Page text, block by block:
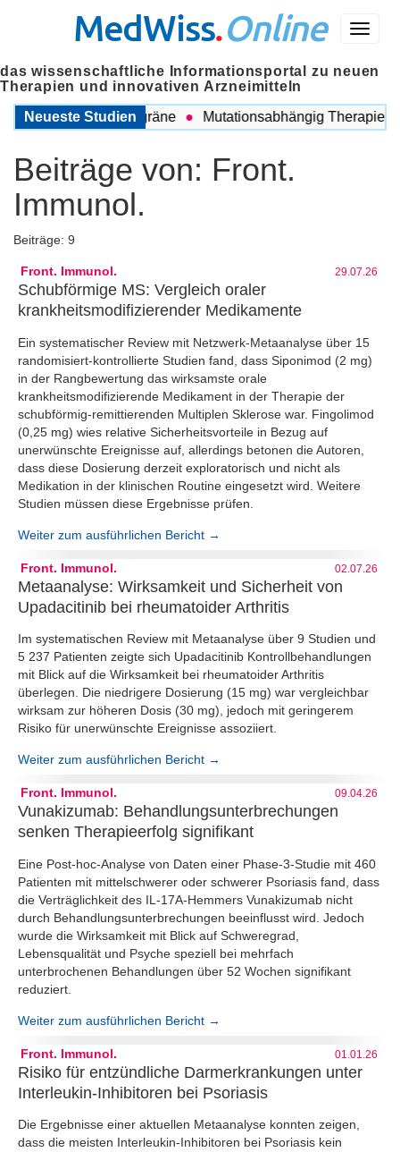
Menü
MedWiss.Online
das wissenschaftliche Informationsportal zu neuen
Therapien und innovativen Arzneimitteln
Neueste Studien
COPD und Migräne Mutationsabhängig Therapie
Beiträge von: Front.
Immunol.
Beiträge: 9
Front. Immunol. 29.07.26
Schubförmige MS: Vergleich oraler
krankheitsmodifizierender Medikamente
Ein systematischer Review mit Netzwerk-Metaanalyse über 15
randomisiert-kontrollierte Studien fand, dass Siponimod (2 mg)
in der Rangbewertung das wirksamste orale
krankheitsmodifizierende Medikament in der Therapie der
schubförmig-remittierenden Multiplen Sklerose war. Fingolimod
(0,25 mg) wies relative Sicherheitsvorteile in Bezug auf
unerwünschte Ereignisse auf, allerdings betonen die Autoren,
dass diese Dosierung derzeit exploratorisch und nicht als
Medikation in der klinischen Routine eingesetzt wird. Weitere
Studien müssen diese Ergebnisse prüfen.
Weiter zum ausführlichen Bericht →
Front. Immunol. 02.07.26
Metaanalyse: Wirksamkeit und Sicherheit von
Upadacitinib bei rheumatoider Arthritis
Im systematischen Review mit Metaanalyse über 9 Studien und
5 237 Patienten zeigte sich Upadacitinib Kontrollbehandlungen
mit Blick auf die Wirksamkeit bei rheumatoider Arthritis
überlegen. Die niedrigere Dosierung (15 mg) war vergleichbar
wirksam zur höheren Dosis (30 mg), jedoch mit geringerem
Risiko für unerwünschte Ereignisse assoziiert.
Weiter zum ausführlichen Bericht →
Front. Immunol. 09.04.26
Vunakizumab: Behandlungsunterbrechungen
senken Therapieerfolg signifikant
Eine Post-hoc-Analyse von Daten einer Phase-3-Studie mit 460
Patienten mit mittelschwerer oder schwerer Psoriasis fand, dass
die Verträglichkeit des IL-17A-Hemmers Vunakizumab nicht
durch Behandlungsunterbrechungen beeinflusst wird. Jedoch
wurde die Wirksamkeit mit Blick auf Schweregrad,
Lebensqualität und Psyche speziell bei mehrfach
unterbrochenen Behandlungen über 52 Wochen signifikant
reduziert.
Weiter zum ausführlichen Bericht →
Front. Immunol. 01.01.26
Risiko für entzündliche Darmerkrankungen unter
Interleukin-Inhibitoren bei Psoriasis
Die Ergebnisse einer aktuellen Metaanalyse konnten zeigen,
dass die meisten Interleukin-Inhibitoren bei Psoriasis kein